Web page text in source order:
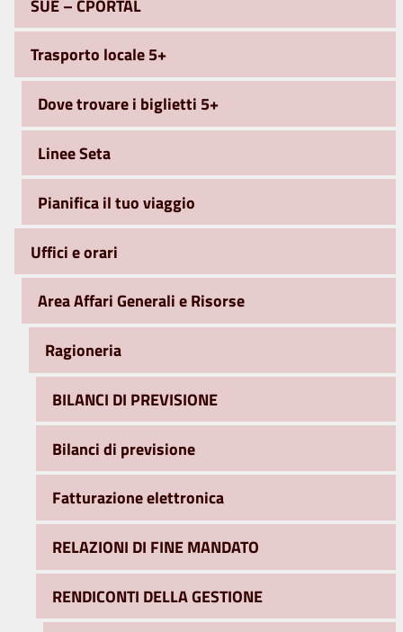
SUE – CPORTAL
Trasporto locale 5+
Dove trovare i biglietti 5+
Linee Seta
Pianifica il tuo viaggio
Uffici e orari
Area Affari Generali e Risorse
Ragioneria
BILANCI DI PREVISIONE
Bilanci di previsione
Fatturazione elettronica
RELAZIONI DI FINE MANDATO
RENDICONTI DELLA GESTIONE